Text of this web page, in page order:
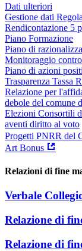
Dati ulteriori
Gestione dati
Rendicontazione 5
Piano Formazione
Piano di
Monitoraggio
Piano di azioni
Trasparenza
Relazione per
debole del comune
Elezioni Consortili
aventi diritto al voto
Progetti PNRR del
Art Bonus
Relazioni di fine
Verbale
Relazione di
Relazione di